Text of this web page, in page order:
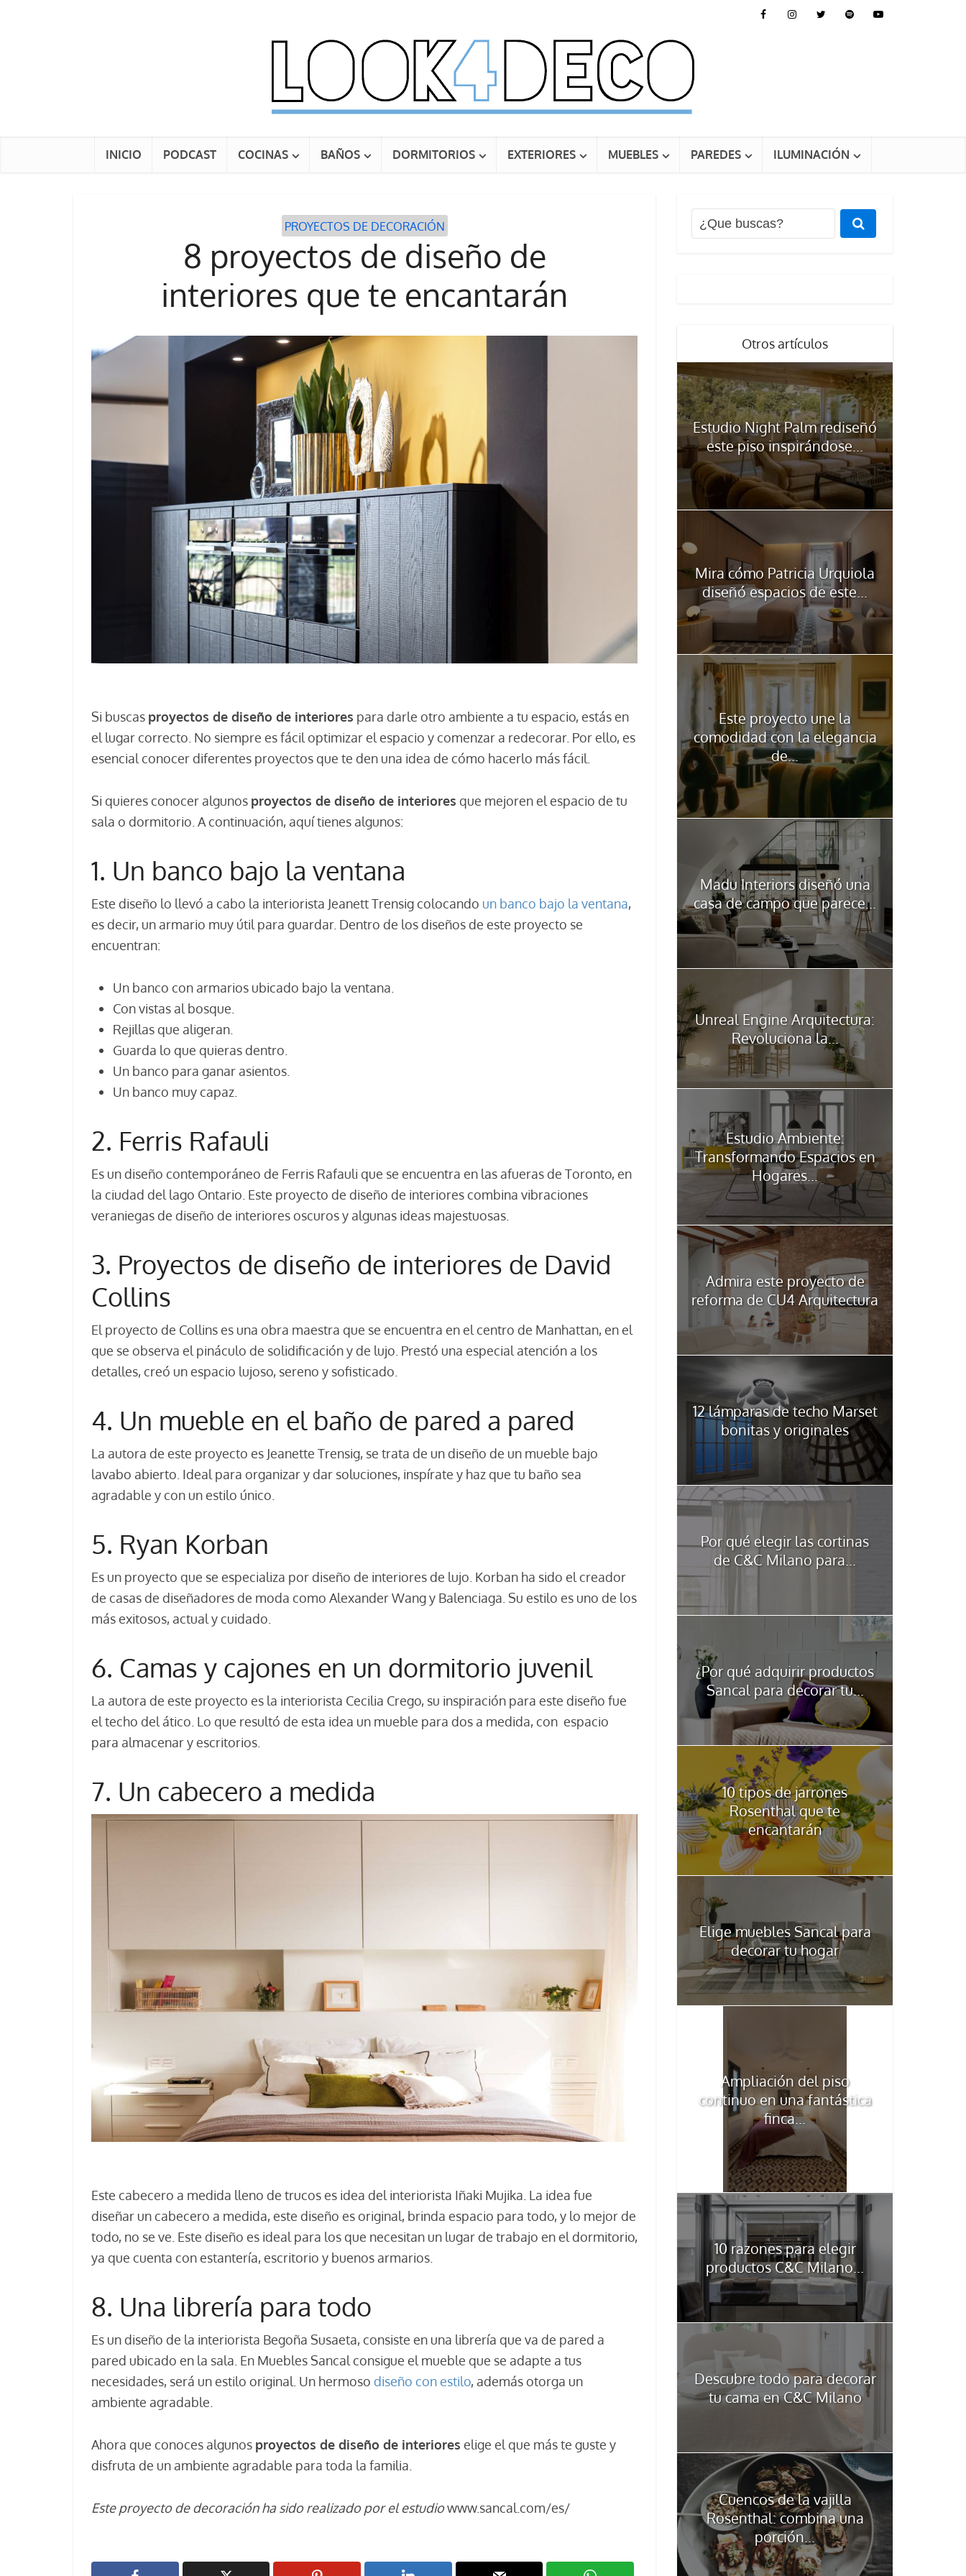
INICIO PODCAST COCINAS BAÑOS DORMITORIOS EXTERIORES MUEBLES PAREDES ILUMINACIÓN
PROYECTOS DE DECORACIÓN
8 proyectos de diseño de
interiores que te encantarán
Si buscas proyectos de diseño de interiores para darle otro ambiente a tu espacio, estás en
el lugar correcto. No siempre es fácil optimizar el espacio y comenzar a redecorar. Por ello, es
esencial conocer diferentes proyectos que te den una idea de cómo hacerlo más fácil.
Si quieres conocer algunos proyectos de diseño de interiores que mejoren el espacio de tu
sala o dormitorio. A continuación, aquí tienes algunos:
1. Un banco bajo la ventana
Este diseño lo llevó a cabo la interiorista Jeanett Trensig colocando un banco bajo la ventana,
es decir, un armario muy útil para guardar. Dentro de los diseños de este proyecto se
encuentran:
Un banco con armarios ubicado bajo la ventana.
Con vistas al bosque.
Rejillas que aligeran.
Guarda lo que quieras dentro.
Un banco para ganar asientos.
Un banco muy capaz.
2. Ferris Rafauli
Es un diseño contemporáneo de Ferris Rafauli que se encuentra en las afueras de Toronto, en
la ciudad del lago Ontario. Este proyecto de diseño de interiores combina vibraciones
veraniegas de diseño de interiores oscuros y algunas ideas majestuosas.
3. Proyectos de diseño de interiores de David
Collins
El proyecto de Collins es una obra maestra que se encuentra en el centro de Manhattan, en el
que se observa el pináculo de solidificación y de lujo. Prestó una especial atención a los
detalles, creó un espacio lujoso, sereno y sofisticado.
4. Un mueble en el baño de pared a pared
La autora de este proyecto es Jeanette Trensig, se trata de un diseño de un mueble bajo
lavabo abierto. Ideal para organizar y dar soluciones, inspírate y haz que tu baño sea
agradable y con un estilo único.
5. Ryan Korban
Es un proyecto que se especializa por diseño de interiores de lujo. Korban ha sido el creador
de casas de diseñadores de moda como Alexander Wang y Balenciaga. Su estilo es uno de los
más exitosos, actual y cuidado.
6. Camas y cajones en un dormitorio juvenil
La autora de este proyecto es la interiorista Cecilia Crego, su inspiración para este diseño fue
el techo del ático. Lo que resultó de esta idea un mueble para dos a medida, con espacio
para almacenar y escritorios.
7. Un cabecero a medida
Este cabecero a medida lleno de trucos es idea del interiorista Iñaki Mujika. La idea fue
diseñar un cabecero a medida, este diseño es original, brinda espacio para todo, y lo mejor de
todo, no se ve. Este diseño es ideal para los que necesitan un lugar de trabajo en el dormitorio,
ya que cuenta con estantería, escritorio y buenos armarios.
8. Una librería para todo
Es un diseño de la interiorista Begoña Susaeta, consiste en una librería que va de pared a
pared ubicado en la sala. En Muebles Sancal consigue el mueble que se adapte a tus
necesidades, será un estilo original. Un hermoso diseño con estilo, además otorga un
ambiente agradable.
Ahora que conoces algunos proyectos de diseño de interiores elige el que más te guste y
disfruta de un ambiente agradable para toda la familia.
Este proyecto de decoración ha sido realizado por el estudiowww.sancal.com/es/
Otros artículos
Estudio Night Palm rediseñó
este piso inspirándose...
Mira cómo Patricia Urquiola
diseñó espacios de este...
Este proyecto une la
comodidad con la elegancia
de...
Madu Interiors diseñó una
casa de campo que parece...
Unreal Engine Arquitectura:
Revoluciona la...
Estudio Ambiente:
Transformando Espacios en
Hogares...
Admira este proyecto de
reforma de CU4 Arquitectura
12 lámparas de techo Marset
bonitas y originales
Por qué elegir las cortinas
de C&C Milano para...
¿Por qué adquirir productos
Sancal para decorar tu...
10 tipos de jarrones
Rosenthal que te
encantarán
Elige muebles Sancal para
decorar tu hogar
Ampliación del piso
continuo en una fantástica
finca...
10 razones para elegir
productos C&C Milano...
Descubre todo para decorar
tu cama en C&C Milano
Cuencos de la vajilla
Rosenthal: combina una
porción...